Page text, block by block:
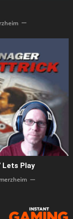
Lets Play